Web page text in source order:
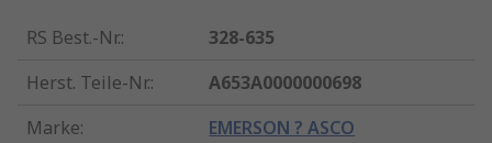
RS Best.-Nr.:
328-635
Herst. Teile-Nr.:
A653A0000000698
Marke: EMERSON ? ASCO